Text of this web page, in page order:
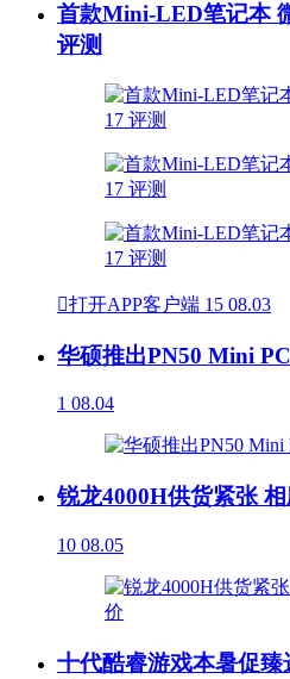
首款Mini-LED笔记本
评测
打开APP客户端 15 08.03
华硕推出PN50 Mini
1 08.04
锐龙4000H供货紧张
10 08.05
十代酷睿游戏本暑促